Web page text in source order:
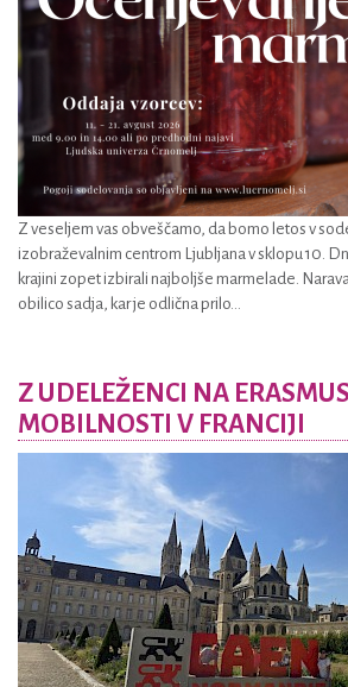
Z veseljem vas obveščamo, da bomo letos v
izobraževalnim centrom Ljubljana v sklopu 10.
krajini zopet izbirali najboljše marmelade.
obilico sadja, kar je odlična prilo...
Z UDELEŽENCI NA
MOBILNOSTI V FRANCIJI